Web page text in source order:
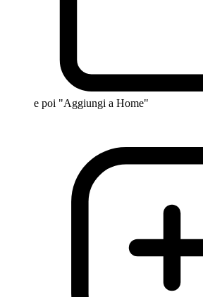
e poi "Aggiungi a Home"